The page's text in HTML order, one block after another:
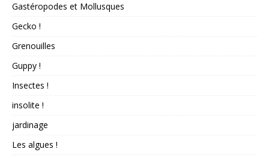
Gastéropodes et Mollusques
Gecko !
Grenouilles
Guppy !
Insectes !
insolite !
jardinage
Les algues !